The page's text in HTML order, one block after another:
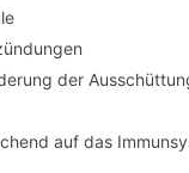
der
auf das